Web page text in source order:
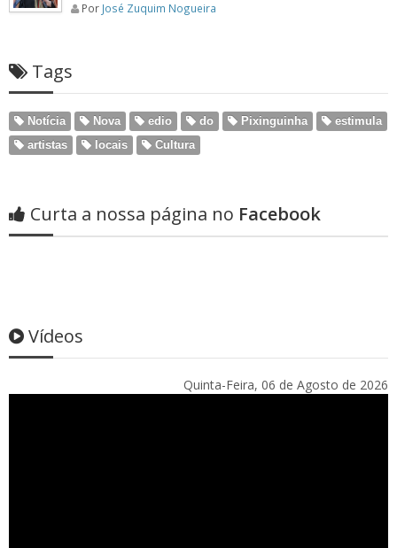
Por José Zuquim Nogueira
Tags
Notícia Nova edio do Pixinguinha
estimula
artistas
locais Cultura
Curta a nossa página no Facebook
Vídeos
Quinta-Feira, 06 de Agosto de 2026